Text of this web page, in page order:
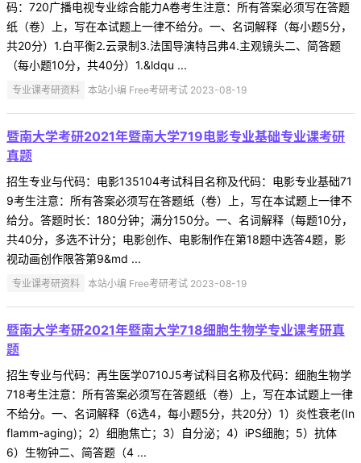
码：720广播电视专业综合能力A卷考生注意：所有答案必须写在答题
纸（卷）上，写在本试题上一律不给分。一、名词解释（每小题5分，
共20分）1.白平衡2.云录制3.法国导演特吕弗4.主观镜头二、简答题
（每小题10分，共40分）1.&ldqu ...
专业课考研资料 本站小编 Free考研考试 2023-08-19
暨南大学考研2021年暨南大学719电影专业基础专业课考研
真题
招生专业与代码：电影135104考试科目名称及代码：电影专业基础71
9考生注意：所有答案必须写在答题纸（卷）上，写在本试题上一律不
给分。答题时长：180分钟；满分150分。一、名词解释（每题10分，
共40分，多选不计分；电影创作、电影制作在第18题中选答4题，影
视动画创作限答第9&md ...
专业课考研资料 本站小编 Free考研考试 2023-08-19
暨南大学考研2021年暨南大学718细胞生物学专业课考研真
题
招生专业与代码：再生医学0710J5考试科目名称及代码：细胞生物学
718考生注意：所有答案必须写在答题纸（卷）上，写在本试题上一律
不给分。一、名词解释（6选4，每小题5分，共20分）1）炎性衰老(In
flamm-aging)；2）细胞焦亡；3）自分泌；4）iPS细胞；5）抗体
6）生物钟二、简答题（4 ...